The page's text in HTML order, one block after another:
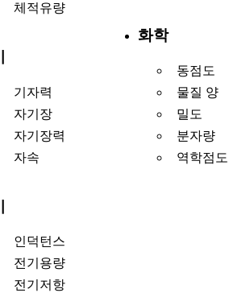
체적유량
기자력
자기장
자기장력
자속
인덕턴스
전기용량
전기저항
화학
동점도
물질 양
밀도
분자량
역학점도